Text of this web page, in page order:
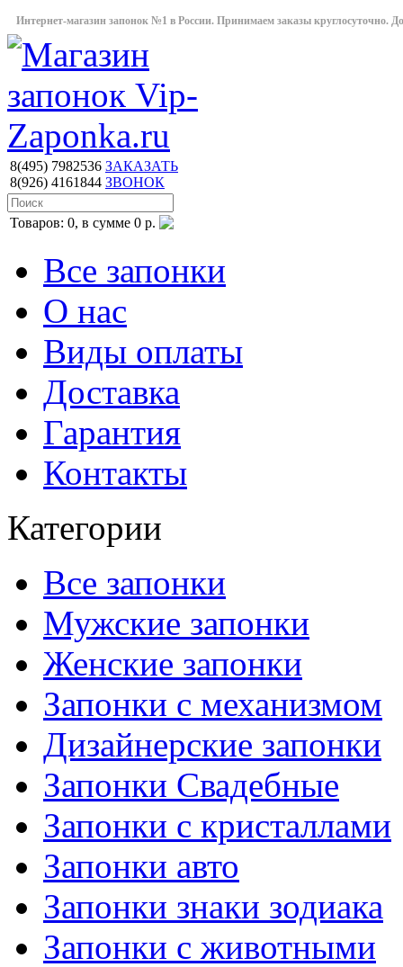
Интернет-магазин запонок №1 в России. Принимаем заказы круглосуточно.
8(495) 7982536
8(926) 4161844
ЗАКАЗАТЬ
ЗВОНОК
Товаров: 0, в сумме 0 р.
Все запонки
О нас
Виды оплаты
Доставка
Гарантия
Контакты
Категории
Все запонки
Мужские запонки
Женские запонки
Запонки с механизмом
Дизайнерские запонки
Запонки Свадебные
Запонки с кристаллами
Запонки авто
Запонки знаки зодиака
Запонки с животными